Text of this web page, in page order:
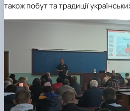
також побут та традиції